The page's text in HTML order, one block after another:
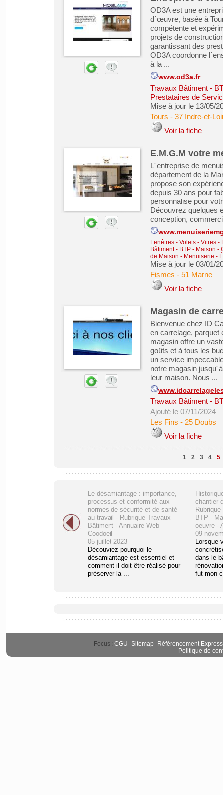
OD3A est une
d´œuvre, basée à
compétente et
projets de
garantissant des
OD3A coordonne
à la ...
www.od3a.fr
Travaux Bâtiment -
Prestataires de
Mise à jour le 13/05/
Tours - 37 Indre-et-
Voir la fiche
E.M.G.M votre
L´entreprise de
département de la
propose son
depuis 30 ans pour
personnalisé pour
Découvrez quelques
conception,
Fenêtres - Volets - Vitres -
Bâtiment - BTP - Maison
de Maison - Menuiserie -
Mise à jour le 03/01/
Fismes - 51 Marne
Voir la fiche
Magasin de
Bienvenue chez ID
en carrelage, parquet
magasin offre un
goûts et à tous les
un service
notre magasin
leur maison. Nous ...
Travaux Bâtiment -
Ajouté le 07/11/2024
Les Fins - 25 Doubs
Voir la fiche
1 2 3 4 5
Le désamiantage : importance,
processus et conformité aux
normes de sécurité et de santé
au travail - Rubrique Travaux
Bâtiment - Annuaire Web
Coodoeil
05 juillet 2023
Découvrez pourquoi le
désamiantage est essentiel et
comment il doit être réalisé pour
préserver la ...
chantier
BTP -
oeuvre -
09
Lorsque
dans le
fut mon
Focus : CGU- Sitemap- Référencement Express
Politique de